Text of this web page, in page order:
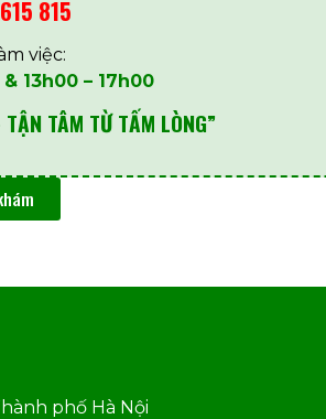
815
việc:
13h00 – 17h00
TÂM TỪ TẤM LÒNG”
phố Hà Nội